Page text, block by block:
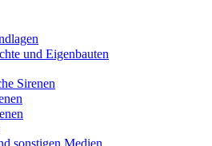
und Eigenbauten
Sirenen